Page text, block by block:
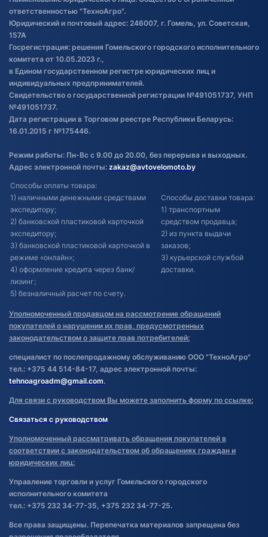
Обработка файлов cookie
Постановка транспорта на учет
Обновления в ЭПТС 2024
ответственностью "ТехноАгро".
Юридический и почтовый адрес: 246007, г. Гомель, ул. Советская,
157А
Госрегистрация: решения Гомельского городского исполнительного
комитета от 10.05.2023 г.,
в Едином государственном регистре юридических лиц и
индивидуальных предпринимателей.
Свидетельство о государственной регистрации №491051737, УНП
№491051737.
Дата регистрации в Торговом реестре Республики Беларусь:
16.01.2015 г №175446.
Режим работы: Пн-Вс с 9.00 до 20.00, без перерыва и выходных.
Адрес электронной почты: zakaz@avtovelomoto.by
Способы оплаты товара:
1) наличными денежными средствами
экспедитору;
2) банковской пластиковой карточкой
экспедитору;
3) банковской пластиковой карточкой в
режиме «онлайн»;
4) оформление кредита через банк/
лизинг;
5) безналичный расчет по счету.
Способы доставки товара:
1) транспортным
средством продавца;
2) из пункта выдачи
заказов;
3) курьерской службой
доставки.
Уполномоченный продавцом на рассмотрение обращений
покупателей о нарушении их прав, предусмотренных
законодательством о защите прав потребителей:
специалист по послепродажному обслуживанию ООО "ТехноАгро"
тел.: +375 44 514-84-17, адрес электронной почты:
tehnoagroadm@gmail.com.
Для связи с руководством Вы можете заполнить форму по ссылке:
Связаться с руководством
Уполномоченный рассматривать обращения покупателей в
соответствии с законодательством об обращениях граждан и
юридических лиц:
Управление торговли и услуг Гомельского городского
исполнительного комитета
тел.: +375 232 34-77-35, +375 232 34-77-25.
Все права защищены. Перепечатка материалов запрещена без